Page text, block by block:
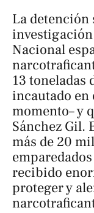
La detención
Nacional
13 toneladas
incautado en
momento– y
Sánchez Gil.
más de 20
recibido
proteger y